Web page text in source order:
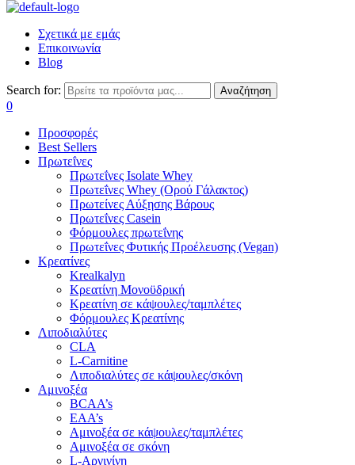
Σχετικά με εμάς
Επικοινωνία
Blog
Search for: Αναζήτηση
0
Προσφορές
Best Sellers
Πρωτεΐνες
Πρωτεΐνες Isolate Whey
Πρωτεΐνες Whey (Ορού Γάλακτος)
Πρωτείνες Αύξησης Βάρους
Πρωτεΐνες Casein
Φόρμουλες πρωτεΐνης
Πρωτεΐνες Φυτικής Προέλευσης (Vegan)
Κρεατίνες
Krealkalyn
Κρεατίνη Μονοϋδρική
Κρεατίνη σε κάψουλες/ταμπλέτες
Φόρμουλες Κρεατίνης
Λιποδιαλύτες
CLA
L-Carnitine
Λιποδιαλύτες σε κάψουλες/σκόνη
Αμινοξέα
BCAA’s
EAA’s
Αμινοξέα σε κάψουλες/ταμπλέτες
Αμινοξέα σε σκόνη
L-Αργινίνη